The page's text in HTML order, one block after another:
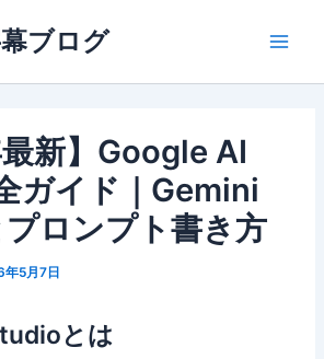
ブログ
最新】Google AI
ガイド｜Gemini
ロンプト書き方
5月7日
とは